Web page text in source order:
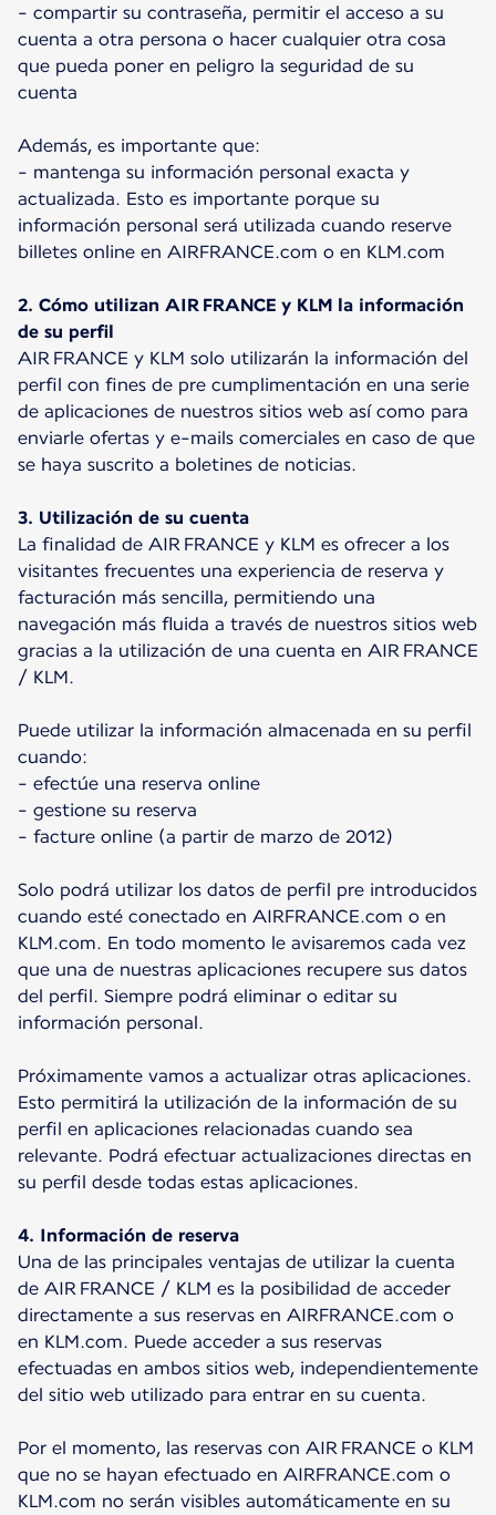
- compartir su contraseña, permitir el acceso a su
cuenta a otra persona o hacer cualquier otra cosa
que pueda poner en peligro la seguridad de su
cuenta
Además, es importante que:
- mantenga su información personal exacta y
actualizada. Esto es importante porque su
información personal será utilizada cuando reserve
billetes online en AIRFRANCE.com o en KLM.com
2. Cómo utilizan AIR FRANCE y KLM la información
de su perfil
AIR FRANCE y KLM solo utilizarán la información del
perfil con fines de pre cumplimentación en una serie
de aplicaciones de nuestros sitios web así como para
enviarle ofertas y e-mails comerciales en caso de que
se haya suscrito a boletines de noticias.
3. Utilización de su cuenta
La finalidad de AIR FRANCE y KLM es ofrecer a los
visitantes frecuentes una experiencia de reserva y
facturación más sencilla, permitiendo una
navegación más fluida a través de nuestros sitios web
gracias a la utilización de una cuenta en AIR FRANCE
/ KLM.
Puede utilizar la información almacenada en su perfil
cuando:
- efectúe una reserva online
- gestione su reserva
- facture online (a partir de marzo de 2012)
Solo podrá utilizar los datos de perfil pre introducidos
cuando esté conectado en AIRFRANCE.com o en
KLM.com. En todo momento le avisaremos cada vez
que una de nuestras aplicaciones recupere sus datos
del perfil. Siempre podrá eliminar o editar su
información personal.
Próximamente vamos a actualizar otras aplicaciones.
Esto permitirá la utilización de la información de su
perfil en aplicaciones relacionadas cuando sea
relevante. Podrá efectuar actualizaciones directas en
su perfil desde todas estas aplicaciones.
4. Información de reserva
Una de las principales ventajas de utilizar la cuenta
de AIR FRANCE / KLM es la posibilidad de acceder
directamente a sus reservas en AIRFRANCE.com o
en KLM.com. Puede acceder a sus reservas
efectuadas en ambos sitios web, independientemente
del sitio web utilizado para entrar en su cuenta.
Por el momento, las reservas con AIR FRANCE o KLM
que no se hayan efectuado en AIRFRANCE.com o
KLM.com no serán visibles automáticamente en su